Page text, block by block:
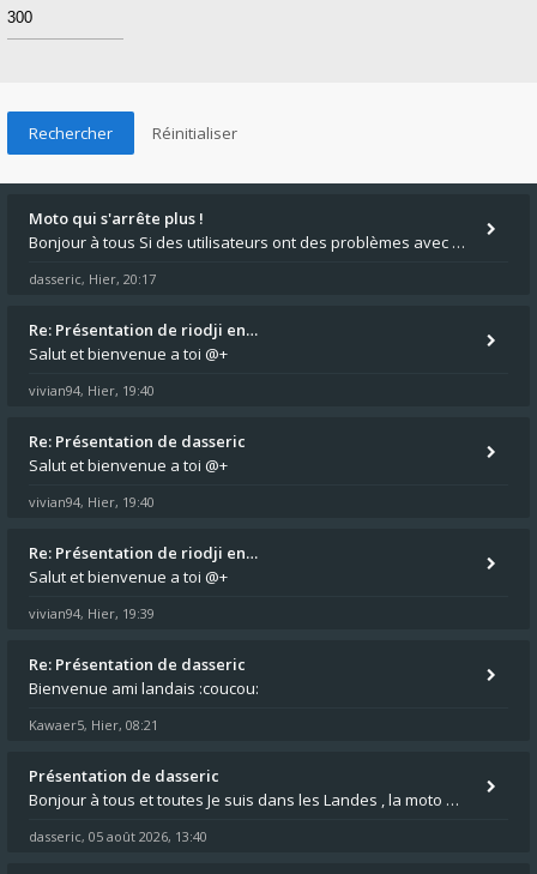
Moto qui s'arrête plus !
Bonjour à tous Si des utilisateurs ont des problèmes avec leur moto qui démarre plus, la mienne ne coupe plus :?: - Je
dasseric, Hier, 20:17
Re: Présentation de riodji en…
Salut et bienvenue a toi @+
vivian94, Hier, 19:40
Re: Présentation de dasseric
Salut et bienvenue a toi @+
vivian94, Hier, 19:40
Re: Présentation de riodji en…
Salut et bienvenue a toi @+
vivian94, Hier, 19:39
Re: Présentation de dasseric
Bienvenue ami landais :coucou:
Kawaer5, Hier, 08:21
Présentation de dasseric
Bonjour à tous et toutes Je suis dans les Landes , la moto appartient à ma fille et je suis désigné pour faire l'entreti
dasseric, 05 août 2026, 13:40